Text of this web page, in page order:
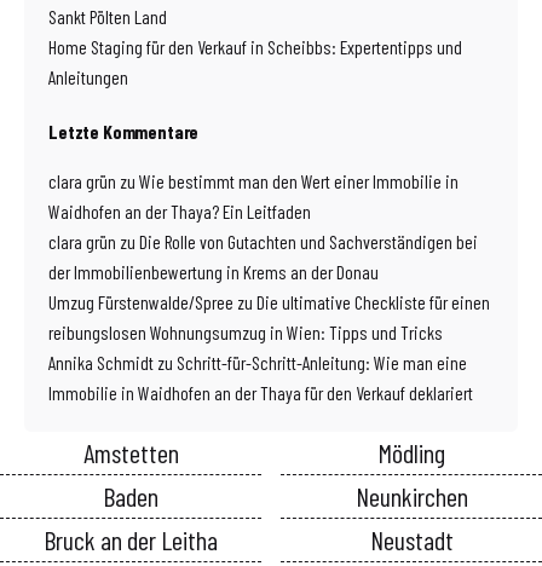
Sankt Pölten Land
Home Staging für den Verkauf in Scheibbs: Expertentipps und
Anleitungen
Letzte Kommentare
clara grün zu Wie bestimmt man den Wert einer Immobilie in
Waidhofen an der Thaya? Ein Leitfaden
clara grün zu Die Rolle von Gutachten und Sachverständigen bei
der Immobilienbewertung in Krems an der Donau
Umzug Fürstenwalde/Spree zu Die ultimative Checkliste für einen
reibungslosen Wohnungsumzug in Wien: Tipps und Tricks
Annika Schmidt zu Schritt-für-Schritt-Anleitung: Wie man eine
Immobilie in Waidhofen an der Thaya für den Verkauf deklariert
Amstetten
Baden
Bruck an der Leitha
Mödling
Neunkirchen
Neustadt